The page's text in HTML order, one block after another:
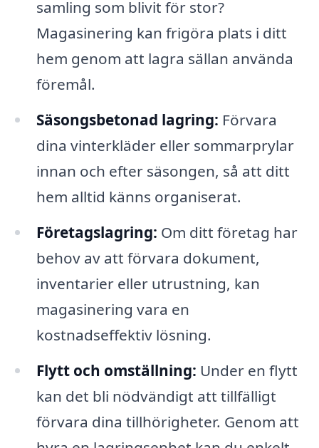
samling som blivit för stor?
Magasinering kan frigöra plats i ditt
hem genom att lagra sällan använda
föremål.
Säsongsbetonad lagring: Förvara
dina vinterkläder eller sommarprylar
innan och efter säsongen, så att ditt
hem alltid känns organiserat.
Företagslagring: Om ditt företag har
behov av att förvara dokument,
inventarier eller utrustning, kan
magasinering vara en
kostnadseffektiv lösning.
Flytt och omställning: Under en flytt
kan det bli nödvändigt att tillfälligt
förvara dina tillhörigheter. Genom att